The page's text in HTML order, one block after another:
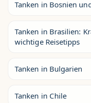
Tanken in Bosnien
Tanken in Brasilien:
wichtige Reisetipps
Tanken in Bulgarien
Tanken in Chile